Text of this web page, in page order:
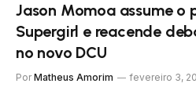
Jason Momoa assume o
Supergirl e reacende
no novo DCU
Por Matheus Amorim fevereiro 3,